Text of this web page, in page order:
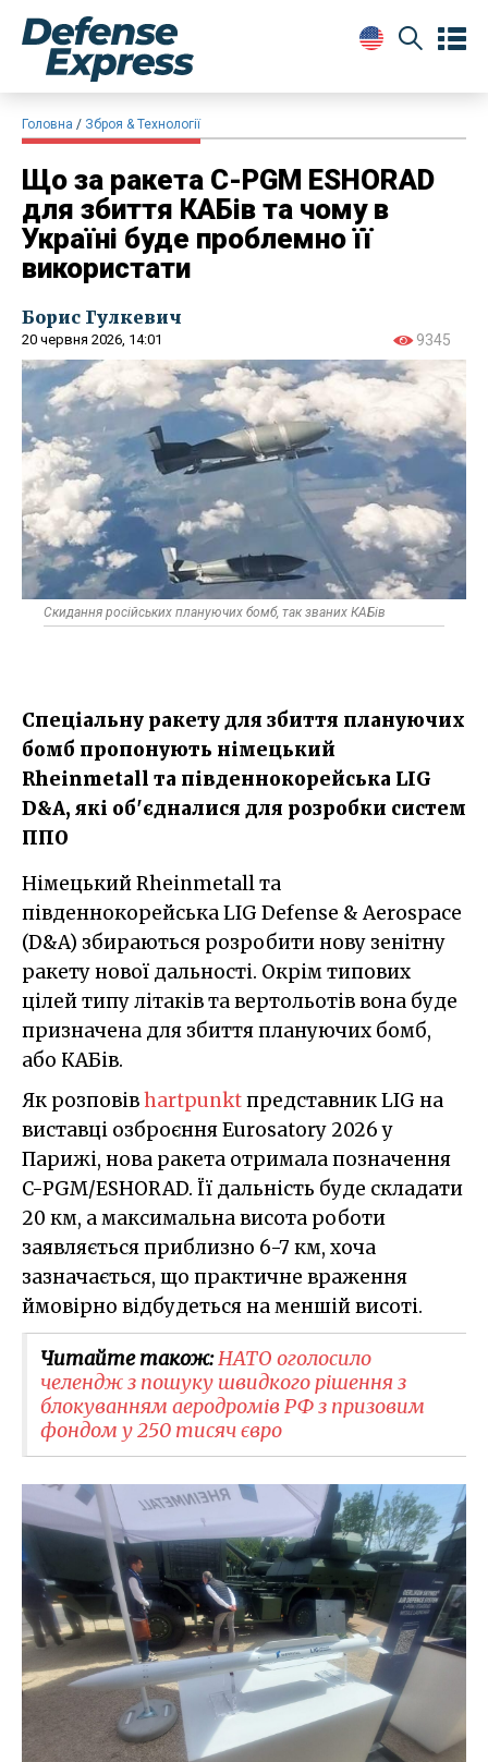
Головна Зброя & Технології
Що за ракета C-PGM ESHORAD
для збиття КАБів та чому в
Україні буде проблемно її
використати
Борис Гулкевич
20 червня 2026, 14:01 9345
Скидання російських плануючих бомб, так званих КАБів
Спеціальну ракету для збиття плануючих
бомб пропонують німецький
Rheinmetall та південнокорейська LIG
D&A, які об'єдналися для розробки систем
ППО
Німецький Rheinmetall та
південнокорейська LIG Defense & Aerospace
(D&A) збираються розробити нову зенітну
ракету нової дальності. Окрім типових
цілей типу літаків та вертольотів вона буде
призначена для збиття плануючих бомб,
або КАБів.
Як розповівhartpunktпредставник LIG на
виставці озброєння Eurosatory 2026 у
Парижі, нова ракета отримала позначення
C-PGM/ESHORAD. Її дальність буде складати
20 км, а максимальна висота роботи
заявляється приблизно 6-7 км, хоча
зазначається, що практичне враження
ймовірно відбудеться на меншій висоті.
Читайте також:НАТО оголосило
челендж з пошуку швидкого рішення з
блокуванням аеродромів РФ з призовим
фондом у 250 тисяч євро